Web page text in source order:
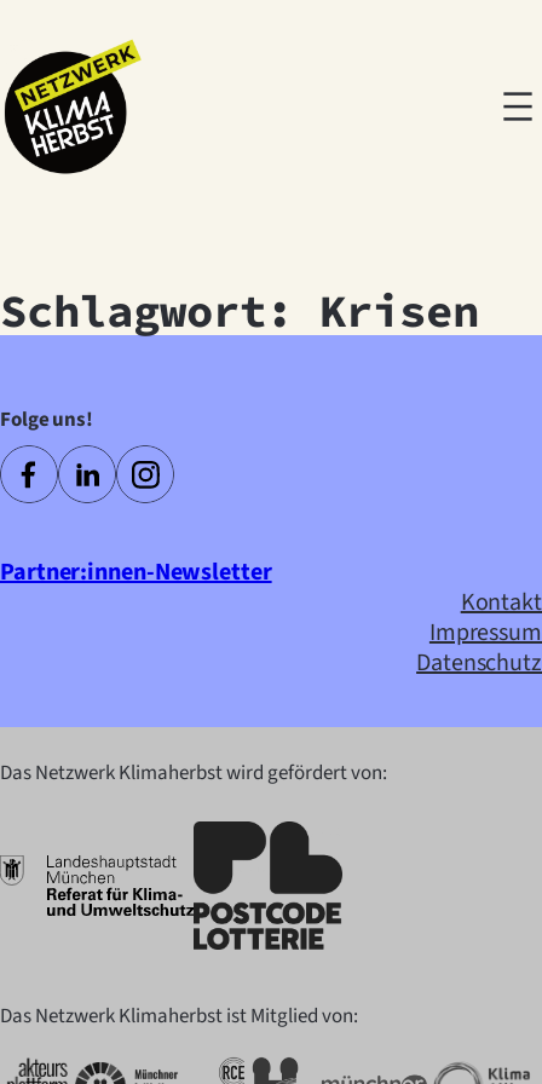
springen
Schlagwort: Krisen
Folge uns!
Partner:innen-Newsletter
Kontakt
Impressum
Datenschutz
Das Netzwerk Klimaherbst wird gefördert von:
Das Netzwerk Klimaherbst ist Mitglied von: